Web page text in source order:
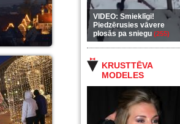
VIDEO: Smieklīgi!
Piedzērusies vāvere
plosās pa sniegu (255)
KRUSTTĒVA
MODELES